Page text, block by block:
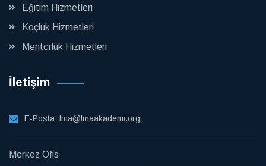
Eğitim Hizmetleri
Koçluk Hizmetleri
Mentörlük Hizmetleri
İletişim
E-Posta:fma@fmaakademi.org
Merkez Ofis